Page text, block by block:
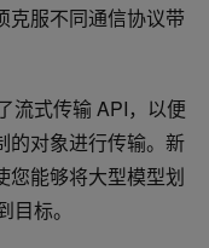
克服不同通信协议带
流式传输 API，以便
的对象进行传输。新
您能够将大型模型划
标。